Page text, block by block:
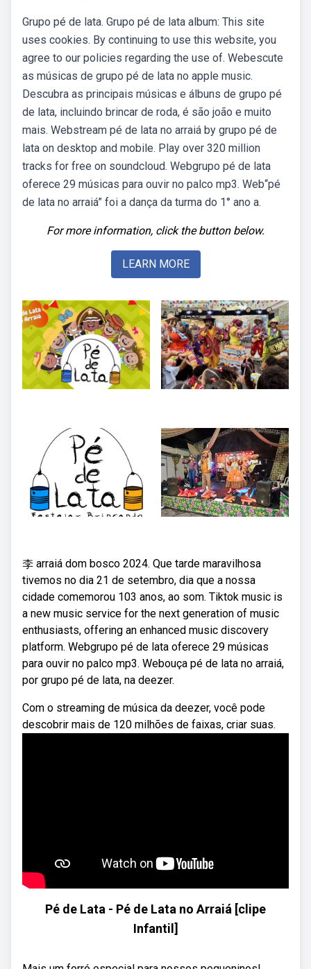
Grupo pé de lata. Grupo pé de lata album: This site
uses cookies. By continuing to use this website, you
agree to our policies regarding the use of. Webescute
as músicas de grupo pé de lata no apple music.
Descubra as principais músicas e álbuns de grupo pé
de lata, incluindo brincar de roda, é são joão e muito
mais. Webstream pé de lata no arraiá by grupo pé de
lata on desktop and mobile. Play over 320 million
tracks for free on soundcloud. Webgrupo pé de lata
oferece 29 músicas para ouvir no palco mp3. Web“pé
de lata no arraiá” foi a dança da turma do 1° ano a.
For more information, click the button below.
LEARN MORE
李 arraiá dom bosco 2024. Que tarde maravilhosa
tivemos no dia 21 de setembro, dia que a nossa
cidade comemorou 103 anos, ao som. Tiktok music is
a new music service for the next generation of music
enthusiasts, offering an enhanced music discovery
platform. Webgrupo pé de lata oferece 29 músicas
para ouvir no palco mp3. Webouça pé de lata no arraiá,
por grupo pé de lata, na deezer.
Com o streaming de música da deezer, você pode
descobrir mais de 120 milhões de faixas, criar suas.
Pé de Lata - Pé de Lata no Arraiá [clipe
Infantil]